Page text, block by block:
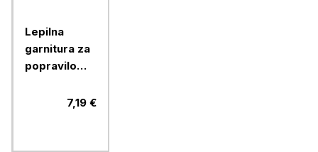
Lepilna
garnitura za
popravilo
koles F-1R7,19 €